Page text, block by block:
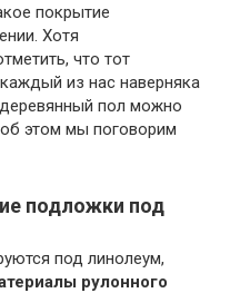
покрытие
Хотя
что тот
из нас наверняка
пол можно
этом мы поговорим
подложки под
под линолеум,
рулонного